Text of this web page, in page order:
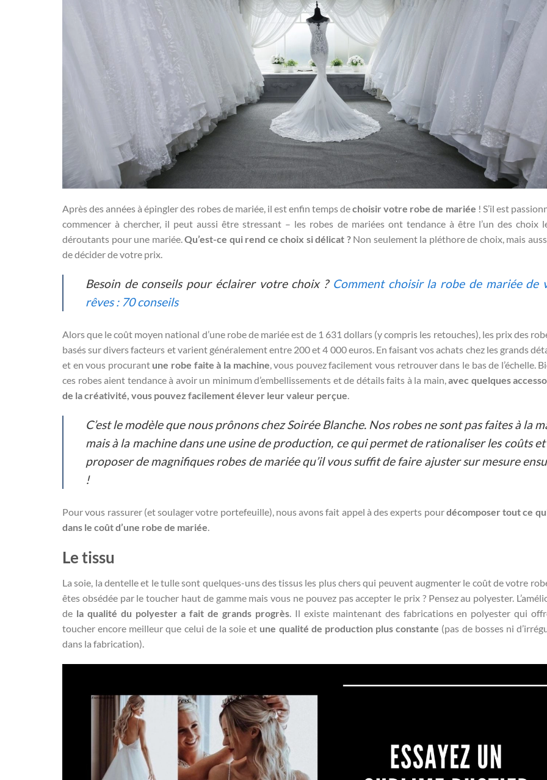
Après des années à épingler des robes de mariée, il est enfin temps dechoisir votre robe de mariée ! S’il est
commencer à chercher, il peut aussi être stressant – les robes de mariées ont tendance à être l’un des choix
déroutants pour une mariée.Qu’est-ce qui rend ce choix si délicat ?Non seulement la pléthore de choix, mais
de décider de votre prix.
Besoin de conseils pour éclairer votre choix ? Comment choisir la robe de mariée de
rêves : 70 conseils
Alors que le coût moyen national d’une robe de mariée est de 1 631 dollars (y compris les retouches), les prix des
basés sur divers facteurs et varient généralement entre 200 et 4 000 euros. En faisant vos achats chez les grands
et en vous procurant une robe faite à la machine, vous pouvez facilement vous retrouver dans le bas de l’échelle.
ces robes aient tendance à avoir un minimum d’embellissements et de détails faits à la main,avec quelques
de la créativité, vous pouvez facilement élever leur valeur perçue.
C’est le modèle que nous prônons chez Soirée Blanche. Nos robes ne sont pas faites à la
mais à la machine dans une usine de production, ce qui permet de rationaliser les coûts
proposer de magnifiques robes de mariée qu’il vous suffit de faire ajuster sur mesure
!
Pour vous rassurer (et soulager votre portefeuille), nous avons fait appel à des experts pourdécomposer tout ce
dans le coût d’une robe de mariée.
Le tissu
La soie, la dentelle et le tulle sont quelques-uns des tissus les plus chers qui peuvent augmenter le coût de votre
êtes obsédée par le toucher haut de gamme mais vous ne pouvez pas accepter le prix ? Pensez au polyester.
de la qualité du polyester a fait de grands progrès. Il existe maintenant des fabrications en polyester qui
toucher encore meilleur que celui de la soie et une qualité de production plus constante (pas de bosses ni
dans la fabrication).